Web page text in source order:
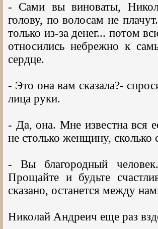
- Сами вы виноваты,
голову, по волосам не
только из-за денег... потом
относились небрежно к
сердце.
- Это она вам сказала?-
лица руки.
- Да, она. Мне известна вся
не столько женщину, сколько
- Вы благородный
Прощайте и будьте
сказано, останется между
Николай Андреич еще раз